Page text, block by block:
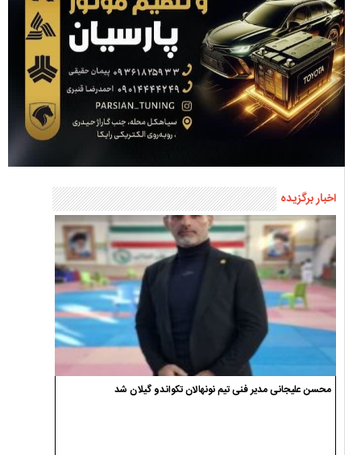
اخبار برگزیده
محسن علیجانی مدیر فنی تیم نونهالان تکواندو گیلان شد